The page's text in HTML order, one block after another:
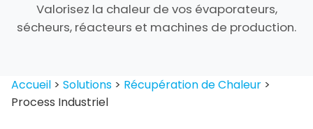
Valorisez la chaleur de vos évaporateurs,
sécheurs, réacteurs et machines de production.
Accueil > Solutions > Récupération de Chaleur >
Process Industriel